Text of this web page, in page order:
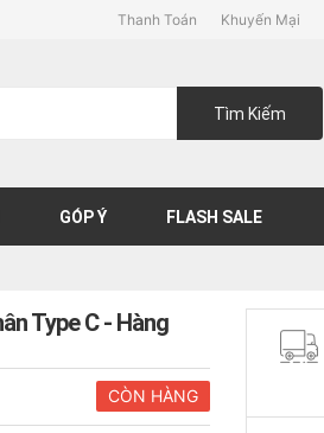
Thanh Toán Khuyến Mại
Tìm Kiếm
GÓP Ý FLASH SALE
Type C - Hàng
CÒN HÀNG